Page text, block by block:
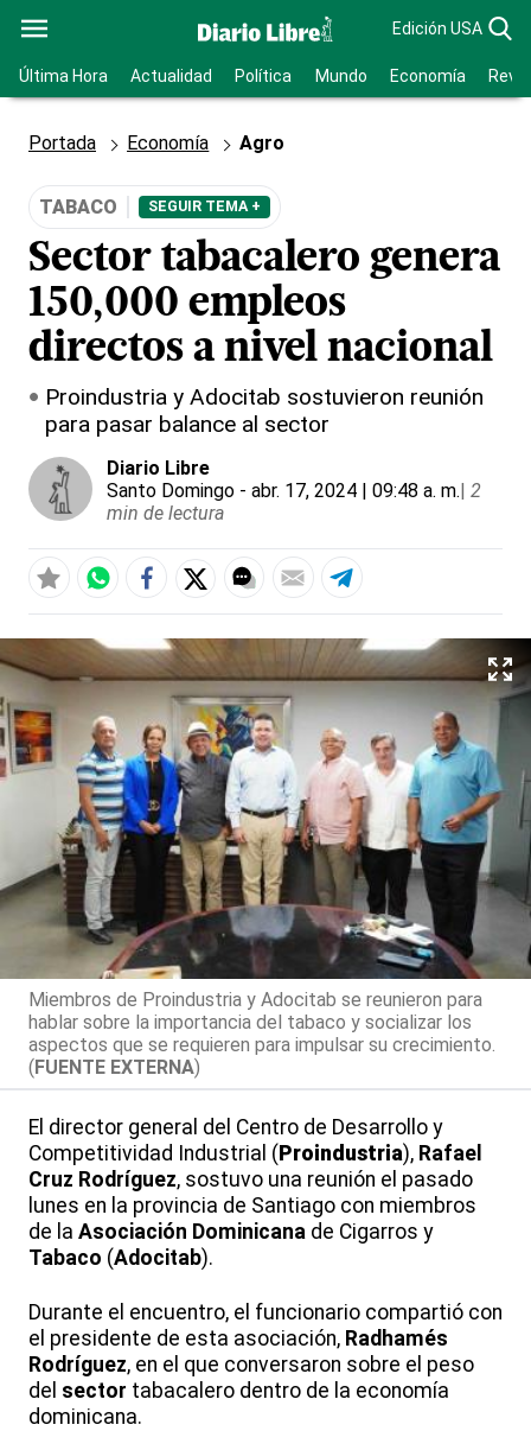
Edición USA
Última Hora Actualidad Política Mundo Economía
Portada Economía Agro
TABACO SEGUIR TEMA +
Sector tabacalero genera
150,000 empleos
directos a nivel nacional
Proindustria y Adocitab sostuvieron reunión
para pasar balance al sector
Diario Libre
Santo Domingo - abr. 17, 2024 | 09:48 a. m.| 2
min de lectura
Miembros de Proindustria y Adocitab se reunieron para
hablar sobre la importancia del tabaco y socializar los
aspectos que se requieren para impulsar su crecimiento.
(FUENTE EXTERNA)
El director general del Centro de Desarrollo y
Competitividad Industrial ( Proindustria), Rafael
Cruz Rodríguez, sostuvo una reunión el pasado
lunes en la provincia de Santiago con miembros
de la Asociación Dominicana de Cigarros y
Tabaco (Adocitab).
Durante el encuentro, el funcionario compartió con
el presidente de esta asociación, Radhamés
Rodríguez, en el que conversaron sobre el peso
del sector tabacalero dentro de la economía
dominicana.